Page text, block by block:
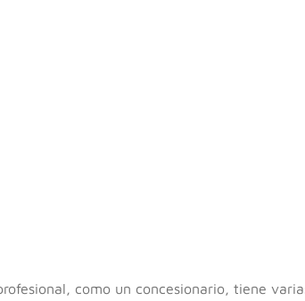
como un concesionario, tiene